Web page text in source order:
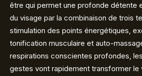
être qui permet une profonde détente
du visage par la combinaison de trois
stimulation des points énergétiques,
tonification musculaire et auto-
respirations conscientes profondes,
gestes vont rapidement transformer le